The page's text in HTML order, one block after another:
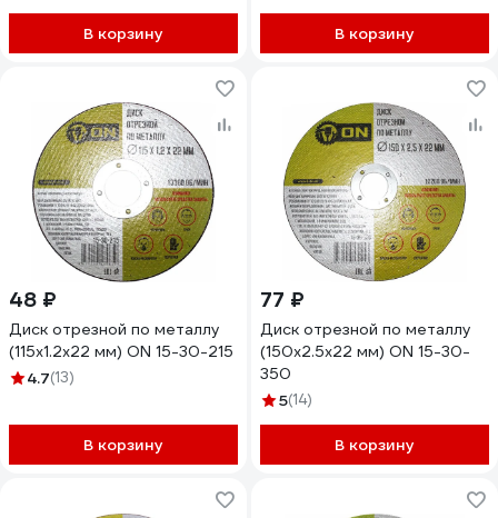
В корзину В корзину
48 ₽
Диск отрезной по металлу
(115х1.2х22 мм) ON 15-30-215
4.7(13)
В корзину
77 ₽
Диск отрезной по металлу
(150х2.5х22 мм) ON 15-30-
350
5(14)
В корзину